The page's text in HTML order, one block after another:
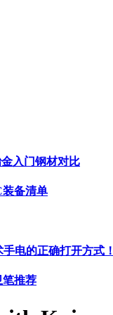
入门钢材对比
装备清单
电的正确打开方式
笔推荐